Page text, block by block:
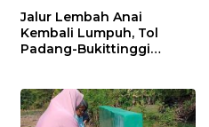
Jalur Lembah Anai
Kembali Lumpuh, Tol
Padang-Bukittinggi